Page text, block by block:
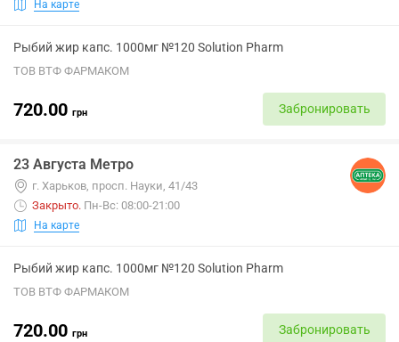
На карте
Рыбий жир капс. 1000мг №120 Solution Pharm
ТОВ ВТФ ФАРМАКОМ
720.00 грн Забронировать
23 Августа Метро
г. Харьков, просп. Науки, 41/43
Закрыто. Пн-Вс: 08:00-21:00
На карте
Рыбий жир капс. 1000мг №120 Solution Pharm
ТОВ ВТФ ФАРМАКОМ
720.00 грн Забронировать